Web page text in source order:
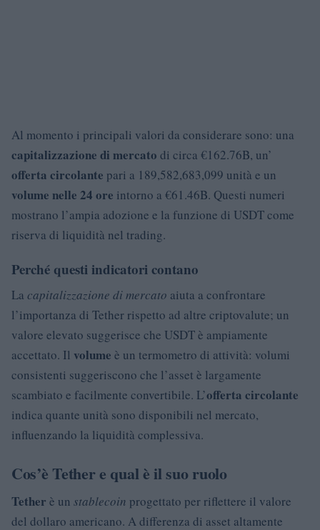
Al momento i principali valori da considerare sono: una
capitalizzazione di mercato di circa €162.76B, un’
offerta circolante pari a 189,582,683,099 unità e un
volume nelle 24 ore intorno a €61.46B. Questi numeri
mostrano l’ampia adozione e la funzione di USDT come
riserva di liquidità nel trading.
Perché questi indicatori contano
La capitalizzazione di mercato aiuta a confrontare
l’importanza di Tether rispetto ad altre criptovalute; un
valore elevato suggerisce che USDT è ampiamente
accettato. Il volume è un termometro di attività: volumi
consistenti suggeriscono che l’asset è largamente
scambiato e facilmente convertibile. L’offerta circolante
indica quante unità sono disponibili nel mercato,
influenzando la liquidità complessiva.
Cos’è Tether e qual è il suo ruolo
Tether è un stablecoin progettato per riflettere il valore
del dollaro americano. A differenza di asset altamente